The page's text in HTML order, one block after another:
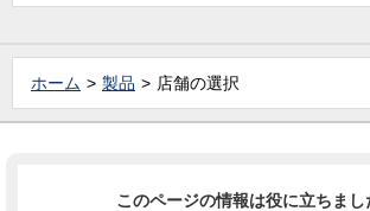
ホーム 製品 店舗の選択
このページの情報は役に立ちまし